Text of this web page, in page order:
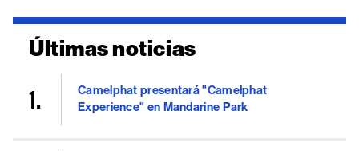
Últimas noticias
Camelphat presentará "Camelphat
Experience" en Mandarine Park